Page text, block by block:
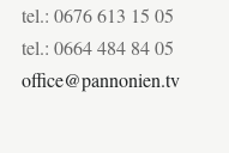
tel.: 0676 613 15 05
tel.: 0664 484 84 05
office@pannonien.tv